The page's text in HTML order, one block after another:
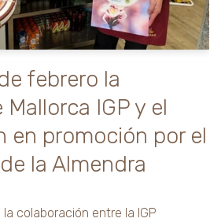
febrero la
IGP y el
en promoción por el
la Almendra
colaboración entre la IGP